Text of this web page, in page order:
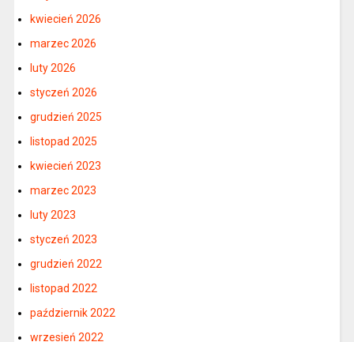
kwiecień 2026
marzec 2026
luty 2026
styczeń 2026
grudzień 2025
listopad 2025
kwiecień 2023
marzec 2023
luty 2023
styczeń 2023
grudzień 2022
listopad 2022
październik 2022
wrzesień 2022